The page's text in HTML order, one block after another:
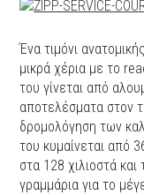
Ένα τιμόνι
μικρά χέρια με το
του γίνεται από
αποτελέσματα στον
δρομολόγηση των
του κυμαίνεται από
στα 128 χιλιοστά
γραμμάρια για το